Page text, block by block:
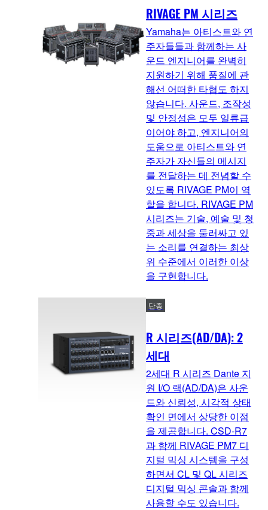
RIVAGE PM 시리즈
Yamaha는 아티스트와 연
주자들들과 함께하는 사
운드 엔지니어를 완벽히
지원하기 위해 품질에 관
해선 어떠한 타협도 하지
않습니다. 사운드, 조작성
및 안정성은 모두 일류급
이어야 하고, 엔지니어의
도움으로 아티스트와 연
주자가 자신들의 메시지
를 전달하는 데 전념할 수
있도록 RIVAGE PM이 역
할을 합니다. RIVAGE PM
시리즈는 기술, 예술 및 청
중과 세상을 둘러싸고 있
는 소리를 연결하는 최상
위 수준에서 이러한 이상
을 구현합니다.
R 시리즈(AD/DA): 2
세대
단종
2세대 R 시리즈 Dante 지
원 I/O 랙(AD/DA)은 사운
드와 신뢰성, 시각적 상태
확인 면에서 상당한 이점
을 제공합니다. CSD-R7
과 함께 RIVAGE PM7 디
지털 믹싱 시스템을 구성
하면서 CL 및 QL 시리즈
디지털 믹싱 콘솔과 함께
사용할 수도 있습니다.